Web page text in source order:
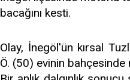
bacağını kesti.
Olay, İnegöl'ün kırsal
Ö. (50) evinin